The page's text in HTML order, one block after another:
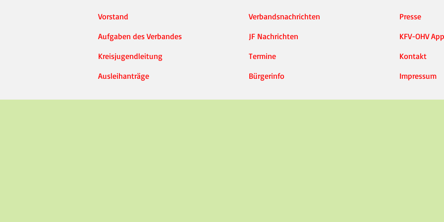
Vorstand
Aufgaben des Verbandes
Kreisjugendleitung
Ausleihanträge
Verbandsnachrichten
JF Nachrichten
Termine
Bürgerinfo
Presse
KFV-OHV App
Kontakt
Impressum